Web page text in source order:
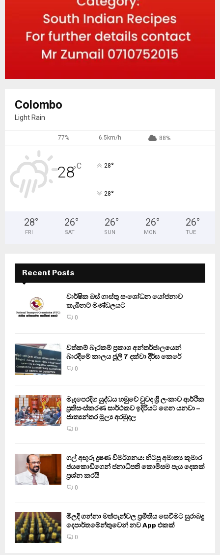
Colombo
Light Rain
77% 6.5km/h 88%
28°C 28°
28°
28°
FRI
26°
SAT
26°
SUN
26°
MON
26°
TUE
Recent Posts
වාර්ෂික බස් ගාස්තු සංශෝධන යෝජනාව
කැබිනට් මණ්ඩලයට
0
වත්කම් බැරකම් ප්‍රකාශ අන්තර්ජාලයෙන්
බාරදීමේ කාලය ජූලි 7 දක්වා දීර්ඝ කෙරේ
0
මැදපෙරදිග යුද්ධය හමුවේ වුවද ශ්‍රී ලංකාව ආර්ථික
ප්‍රතිසංස්කරණ සාර්ථකව ඉදිරියට ගෙන යනවා –
ජාත්‍යන්තර මූල්‍ය අරමුදල
0
ගල් අඟුරු දූෂණ විමර්ශනය: හිටපු අමාත්‍ය කුමාර
ජයකොඩිගෙන් ජනාධිපති කොමිසම පැය දෙකක්
ප්‍රශ්න කරයි
0
මිලදී ගන්නා මත්පැන්වල ප්‍රමිතිය සෙවීමට සුරාබදු
දෙපාර්තමේන්තුවෙන් නව App එකක්
0